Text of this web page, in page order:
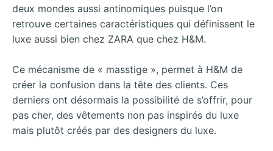
deux mondes aussi antinomiques puisque l’on
retrouve certaines caractéristiques qui définissent le
luxe aussi bien chez ZARA que chez H&M.
Ce mécanisme de « masstige », permet à H&M de
créer la confusion dans la tête des clients. Ces
derniers ont désormais la possibilité de s’offrir, pour
pas cher, des vêtements non pas inspirés du luxe
mais plutôt créés par des designers du luxe.